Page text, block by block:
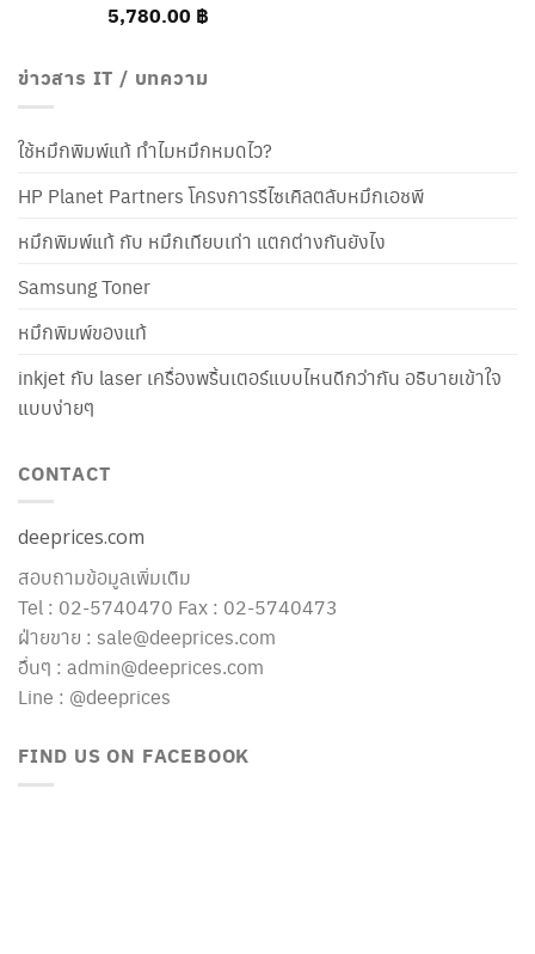
5,780.00 ฿
ข่าวสาร IT / บทความ
ใช้หมึกพิมพ์แท้ ทำไมหมึกหมดไว?
HP Planet Partners โครงการรีไซเคิลตลับหมึกเอชพี
หมึกพิมพ์แท้ กับ หมึกเทียบเท่า แตกต่างกันยังไง
Samsung Toner
หมึกพิมพ์ของแท้
inkjet กับ laser เครื่องพริ้นเตอร์แบบไหนดีกว่ากัน อธิบายเข้าใจ
แบบง่ายๆ
CONTACT
deeprices.com
สอบถามข้อมูลเพิ่มเติม
Tel : 02-5740470 Fax : 02-5740473
ฝ่ายขาย : sale@deeprices.com
อื่นๆ : admin@deeprices.com
Line : @deeprices
FIND US ON FACEBOOK